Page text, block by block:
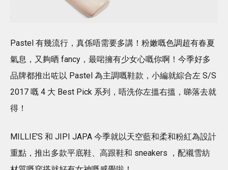
Pastel 有幾流行，真係唔需要多講！粉嫩嘅色調超有春夏
氣息，又夠晒 fancy，最啱擁有少女心嘅你啊！今季好多
品牌都推出咗以 Pastel 為主調嘅鞋款，小編就綜合左 S/S
2017 嘅 4 大 Best Pick 系列，唔洗你左搵右搵，睇落去就
得！
MILLIE'S 和 JIPI JAPA 今季就以天空藍和柔和粉紅為設計
重點，推出多款平底鞋、高跟鞋和 sneakers ，配襯雪紡